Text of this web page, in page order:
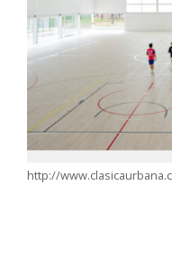
http://